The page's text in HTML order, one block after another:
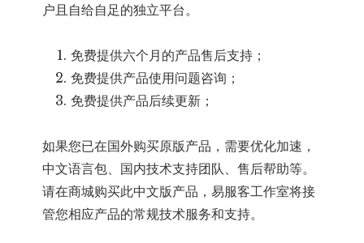
户且自给自足的独立平台。
免费提供六个月的产品售后支持；
免费提供产品使用问题咨询；
免费提供产品后续更新；
如果您已在国外购买原版产品，需要优化加速，
中文语言包、国内技术支持团队、售后帮助等。
请在商城购买此中文版产品，易服客工作室将接
管您相应产品的常规技术服务和支持。